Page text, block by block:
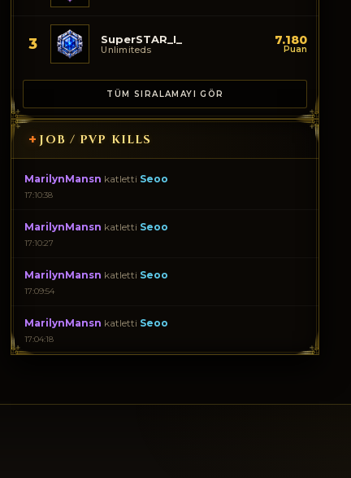
3 SuperSTAR_I_
Unlimiteds
7.180
Puan
TÜM SIRALAMAYI GÖR
+ JOB / PVP KILLS
MarilynMansn katletti Seoo
17:10:38
MarilynMansn katletti Seoo
17:10:27
MarilynMansn katletti Seoo
17:09:54
MarilynMansn katletti Seoo
17:04:18